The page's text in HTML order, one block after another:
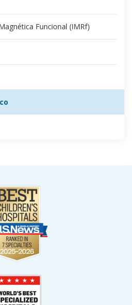
Funcional (IMRf)